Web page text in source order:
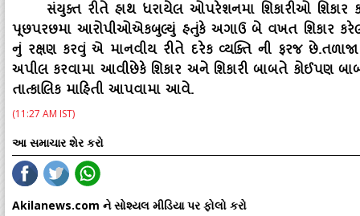
સંયુક્‍ત રીતે હાથ ધરાયેલ ઓપરેશનમા શિકારીઓ શિકાર
પૂછપરછમા આરોપીઓએકબુલ્‍યું હતુંકે અગાઉ બે વખત શિકાર
નું રક્ષણ કરવું એ માનવીય રીતે દરેક વ્‍યક્‍તિ ની ફરજ
અપીલ કરવામા આવીછેકે શિકાર અને શિકારી બાબતે કોઈપણ
તાત્‍કાલિક માહિતી આપવામા આવે.
(11:27 AM IST)
આ સમાચાર શેર કરો
Akilanews.com ને સોશ્યલ મીડિયા પર ફોલો કરો